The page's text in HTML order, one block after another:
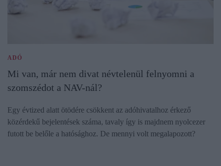
ADÓ
Mi van, már nem divat névtelenül felnyomni a
szomszédot a NAV-nál?
Egy évtized alatt ötödére csökkent az adóhivatalhoz érkező
közérdekű bejelentések száma, tavaly így is majdnem nyolcezer
futott be belőle a hatósághoz. De mennyi volt megalapozott?